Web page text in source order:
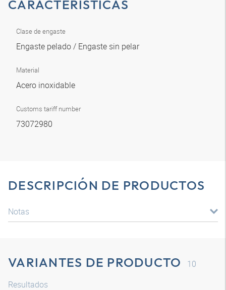
CARACTERÍSTICAS
Clase de engaste
Engaste pelado / Engaste sin pelar
Material
Acero inoxidable
Customs tariff number
73072980
DESCRIPCIÓN DE PRODUCTOS
Notas
VARIANTES DE PRODUCTO
10
Resultados